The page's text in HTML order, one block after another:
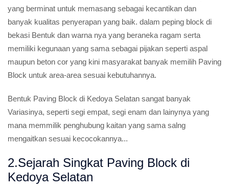
yang berminat untuk memasang sebagai kecantikan dan
banyak kualitas penyerapan yang baik. dalam peping block di
bekasi Bentuk dan warna nya yang beraneka ragam serta
memiliki kegunaan yang sama sebagai pijakan seperti aspal
maupun beton cor yang kini masyarakat banyak memilih Paving
Block untuk area-area sesuai kebutuhannya.
Bentuk Paving Block di Kedoya Selatan sangat banyak
Variasinya, seperti segi empat, segi enam dan lainynya yang
mana memmilik penghubung kaitan yang sama salng
mengaitkan sesuai kecocokannya...
2.Sejarah Singkat Paving Block di
Kedoya Selatan